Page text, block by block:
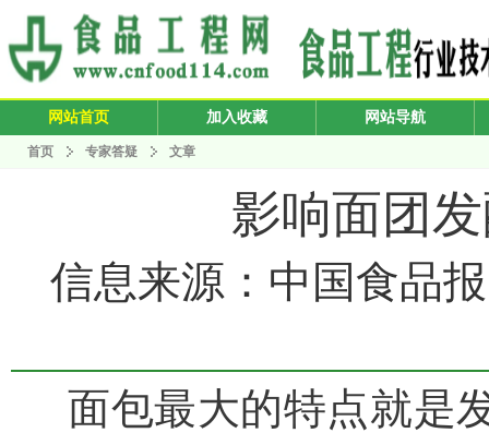
网站首页 加入收藏 网站导航
首页 专家答疑 文章
影响面团
信息来源：中国食品
面包最大的特点就是